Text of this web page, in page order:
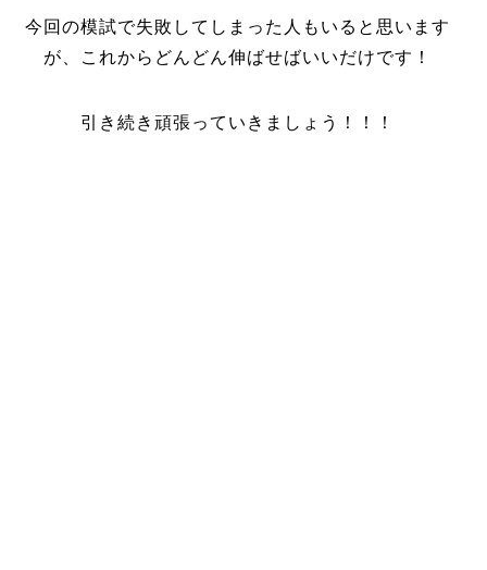
今回の模試で失敗してしまった人もいると思います
が、これからどんどん伸ばせばいいだけです！
引き続き頑張っていきましょう！！！